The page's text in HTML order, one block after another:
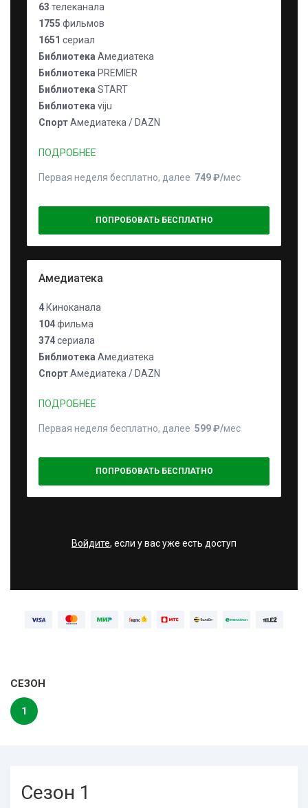
63 телеканала
1755 фильмов
1651 сериал
Библиотека Амедиатека
Библиотека PREMIER
Библиотека START
Библиотека viju
СпортАмедиатека / DAZN
ПОДРОБНЕЕ
Первая неделя бесплатно, далее 749 ₽⁠/⁠мес
ПОПРОБОВАТЬ БЕСПЛАТНО
Амедиатека
4 Киноканала
104фильма
374сериала
Библиотека Амедиатека
СпортАмедиатека / DAZN
ПОДРОБНЕЕ
Первая неделя бесплатно, далее 599 ₽⁠/⁠мес
ПОПРОБОВАТЬ БЕСПЛАТНО
Войдите, если у вас уже есть доступ
СЕЗОН
1
Сезон 1